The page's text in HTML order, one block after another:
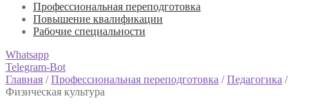
Профессиональная переподготовка
Повышение квалификации
Рабочие специальности
Whatsapp
Telegram-Bot
Главная /Профессиональная переподготовка /Педагогика /
Физическая культура